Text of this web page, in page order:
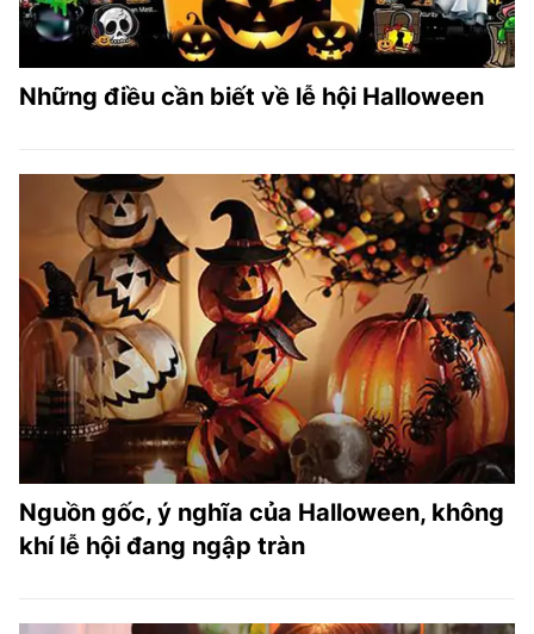
Những điều cần biết về lễ hội Halloween
Nguồn gốc, ý nghĩa của Halloween, không
khí lễ hội đang ngập tràn